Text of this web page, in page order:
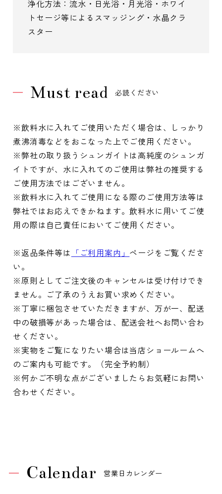
浄化方法：流水・日光浴・月光浴・ホワイ
トセージ等によるスマッジング・水晶クラ
スター
Must read 必読ください
※飲料水に入れてご使用いただく場合は、しっかり
煮沸消毒などをおこなった上でご使用ください。
※弊社の取り扱うシュンガイトは高純度のシュンガ
イトですが、水に入れてのご使用は弊社の推奨する
ご使用方法ではございません。
※飲料水に入れてご使用になる際のご使用方法等は
弊社ではお応えできかねます。飲料水に用いてご使
用の際は自己責任においてご使用ください。
※返品条件等は 「ご利用案内」 ページをご覧くださ
い。
※原則としてご注文後のキャンセルは受け付けでき
ません。ご了承のうえお買い求めください。
※丁寧に梱包させていただきますが、万が一、配送
中の破損等があった場合は、配送会社へお問い合わ
せください。
※実物をご覧になりたい場合は当店ショールームへ
のご案内も可能です。（完全予約制）
※何かご不明な点がございましたらお気軽にお問い
合わせください。
Calendar 営業日カレンダー